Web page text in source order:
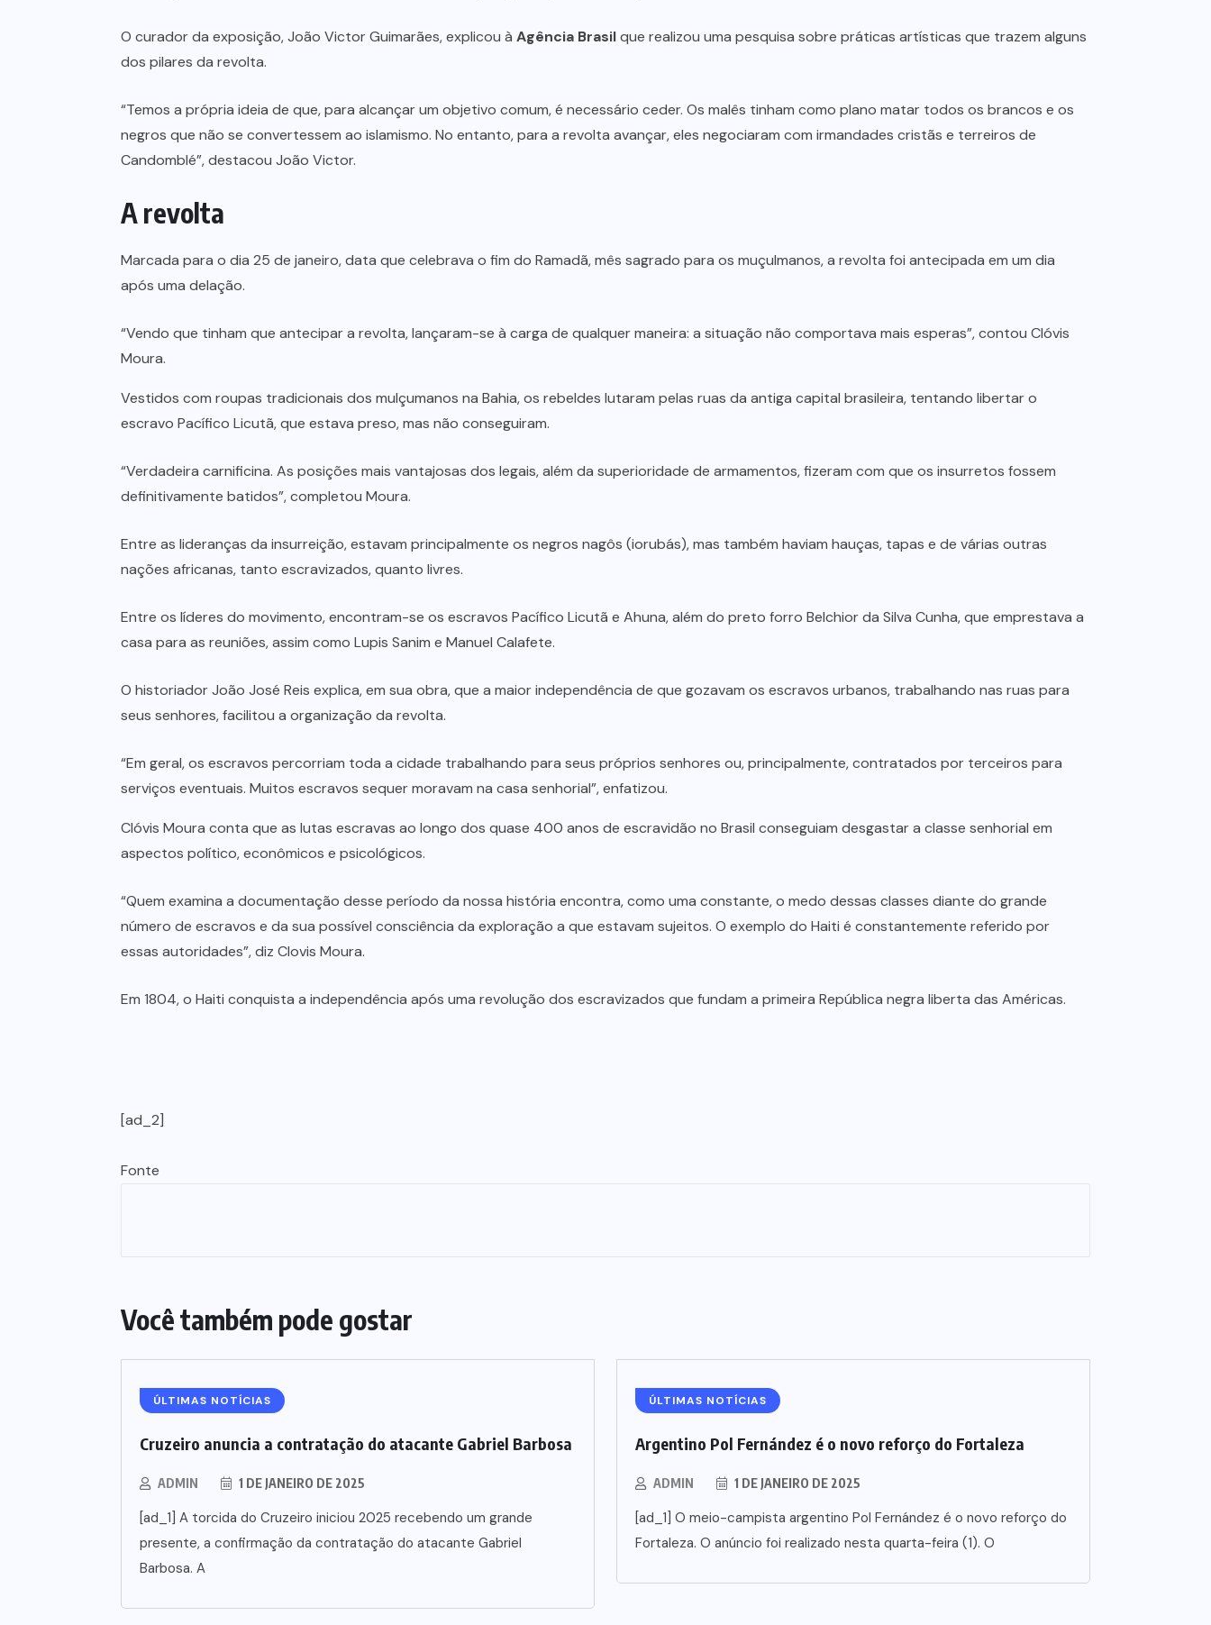
O curador da exposição, João Victor Guimarães, explicou à Agência Brasilque realizou uma pesquisa sobre práticas artísticas que trazem alguns
dos pilares da revolta.
“Temos a própria ideia de que, para alcançar um objetivo comum, é necessário ceder. Os malês tinham como plano matar todos os brancos e os
negros que não se convertessem ao islamismo. No entanto, para a revolta avançar, eles negociaram com irmandades cristãs e terreiros de
Candomblé”, destacou João Victor.
A revolta
Marcada para o dia 25 de janeiro, data que celebrava o fim do Ramadã, mês sagrado para os muçulmanos, a revolta foi antecipada em um dia
após uma delação.
“Vendo que tinham que antecipar a revolta, lançaram-se à carga de qualquer maneira: a situação não comportava mais esperas”, contou Clóvis
Moura.
Vestidos com roupas tradicionais dos mulçumanos na Bahia, os rebeldes lutaram pelas ruas da antiga capital brasileira, tentando libertar o
escravo Pacífico Licutã, que estava preso, mas não conseguiram.
“Verdadeira carnificina. As posições mais vantajosas dos legais, além da superioridade de armamentos, fizeram com que os insurretos fossem
definitivamente batidos”, completou Moura.
Entre as lideranças da insurreição, estavam principalmente os negros nagôs (iorubás), mas também haviam hauças, tapas e de várias outras
nações africanas, tanto escravizados, quanto livres.
Entre os líderes do movimento, encontram-se os escravos Pacífico Licutã e Ahuna, além do preto forro Belchior da Silva Cunha, que emprestava a
casa para as reuniões, assim como Lupis Sanim e Manuel Calafete.
O historiador João José Reis explica, em sua obra, que a maior independência de que gozavam os escravos urbanos, trabalhando nas ruas para
seus senhores, facilitou a organização da revolta.
“Em geral, os escravos percorriam toda a cidade trabalhando para seus próprios senhores ou, principalmente, contratados por terceiros para
serviços eventuais. Muitos escravos sequer moravam na casa senhorial”, enfatizou.
Clóvis Moura conta que as lutas escravas ao longo dos quase 400 anos de escravidão no Brasil conseguiam desgastar a classe senhorial em
aspectos político, econômicos e psicológicos.
“Quem examina a documentação desse período da nossa história encontra, como uma constante, o medo dessas classes diante do grande
número de escravos e da sua possível consciência da exploração a que estavam sujeitos. O exemplo do Haiti é constantemente referido por
essas autoridades”, diz Clovis Moura.
Em 1804, o Haiti conquista a independência após uma revolução dos escravizados que fundam a primeira República negra liberta das Américas.
[ad_2]
Fonte
Você também pode gostar
ÚLTIMAS NOTÍCIAS
Cruzeiro anuncia a contratação do atacante Gabriel Barbosa
ADMIN 1 DE JANEIRO DE 2025
[ad_1] A torcida do Cruzeiro iniciou 2025 recebendo um grande
presente, a confirmação da contratação do atacante Gabriel
Barbosa. A
ÚLTIMAS NOTÍCIAS
Argentino Pol Fernández é o novo reforço do Fortaleza
ADMIN 1 DE JANEIRO DE 2025
[ad_1] O meio-campista argentino Pol Fernández é o novo reforço do
Fortaleza. O anúncio foi realizado nesta quarta-feira (1). O